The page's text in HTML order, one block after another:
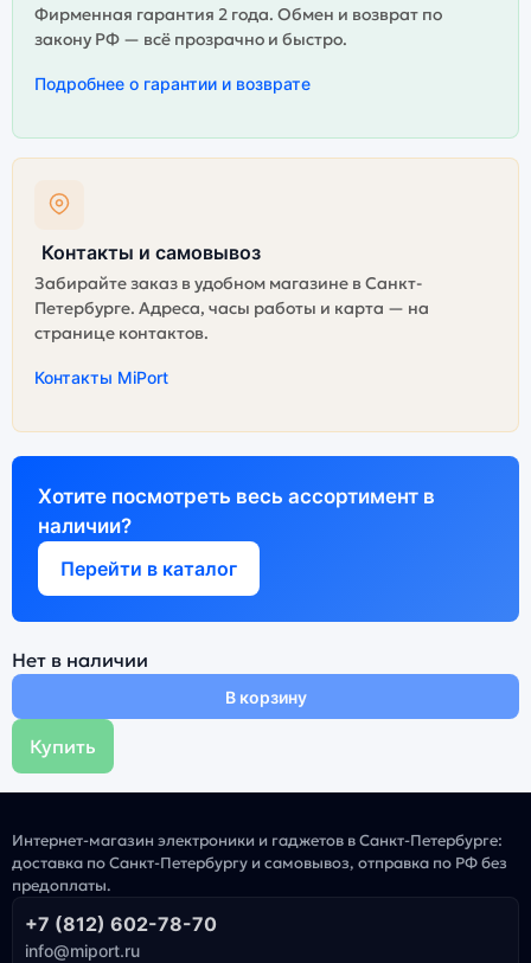
Фирменная гарантия 2 года. Обмен и возврат по
закону РФ — всё прозрачно и быстро.
Подробнее о гарантии и возврате
Контакты и самовывоз
Забирайте заказ в удобном магазине в Санкт-
Петербурге. Адреса, часы работы и карта — на
странице контактов.
Контакты MiPort
Хотите посмотреть весь ассортимент в
наличии?
Перейти в каталог
Нет в наличии
В корзину
Купить
Интернет-магазин электроники и гаджетов в Санкт-Петербурге:
доставка по Санкт-Петербургу и самовывоз, отправка по РФ без
предоплаты.
+7 (812) 602-78-70
info@miport.ru